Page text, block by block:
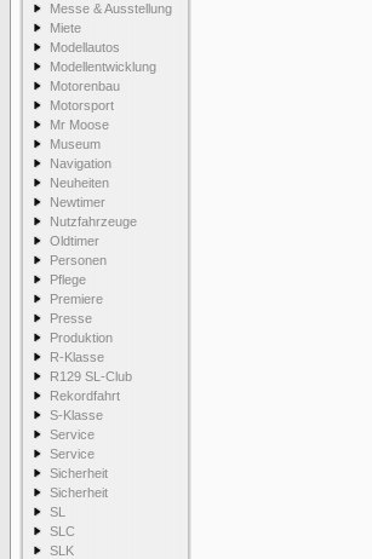
Messe & Ausstellung
Miete
Modellautos
Modellentwicklung
Motorenbau
Motorsport
Mr Moose
Museum
Navigation
Neuheiten
Newtimer
Nutzfahrzeuge
Oldtimer
Personen
Pflege
Premiere
Presse
Produktion
R-Klasse
R129 SL-Club
Rekordfahrt
S-Klasse
Service
Service
Sicherheit
Sicherheit
SL
SLC
SLK